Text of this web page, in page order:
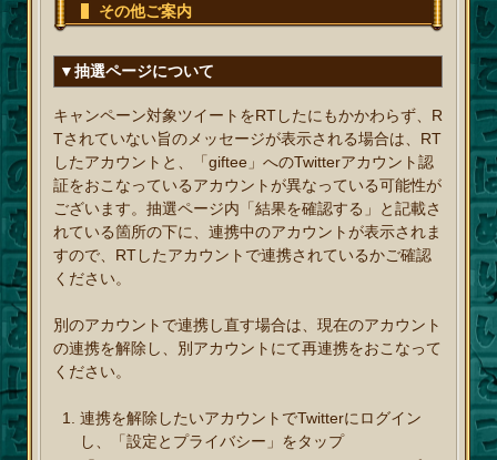
その他ご案内
▼抽選ページについて
キャンペーン対象ツイートをRTしたにもかかわらず、R
Tされていない旨のメッセージが表示される場合は、RT
したアカウントと、「giftee」へのTwitterアカウント認
証をおこなっているアカウントが異なっている可能性が
ございます。抽選ページ内「結果を確認する」と記載さ
れている箇所の下に、連携中のアカウントが表示されま
すので、RTしたアカウントで連携されているかご確認
ください。
別のアカウントで連携し直す場合は、現在のアカウント
の連携を解除し、別アカウントにて再連携をおこなって
ください。
連携を解除したいアカウントでTwitterにログイン
し、「設定とプライバシー」をタップ